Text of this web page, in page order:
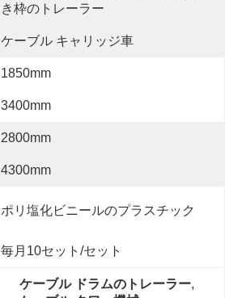
き枠のトレーラー
ケーブル キャリッジ車
1850mm
3400mm
2800mm
4300mm
ポリ塩化ビニールのプラスチック
毎月10セット/セット
ケーブル ドラムのトレーラー,